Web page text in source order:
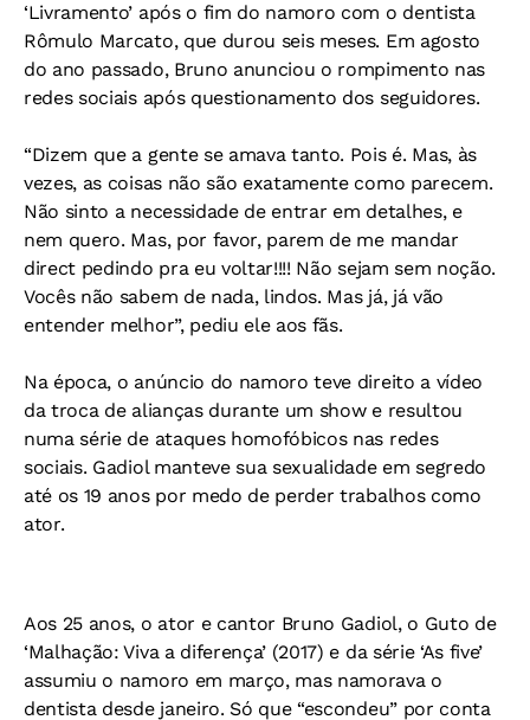
‘Livramento’ após o fim do namoro com o dentista
Rômulo Marcato, que durou seis meses. Em agosto
do ano passado, Bruno anunciou o rompimento nas
redes sociais após questionamento dos seguidores.
“Dizem que a gente se amava tanto. Pois é. Mas, às
vezes, as coisas não são exatamente como parecem.
Não sinto a necessidade de entrar em detalhes, e
nem quero. Mas, por favor, parem de me mandar
direct pedindo pra eu voltar!!!! Não sejam sem noção.
Vocês não sabem de nada, lindos. Mas já, já vão
entender melhor”, pediu ele aos fãs.
Na época, o anúncio do namoro teve direito a vídeo
da troca de alianças durante um show e resultou
numa série de ataques homofóbicos nas redes
sociais. Gadiol manteve sua sexualidade em segredo
até os 19 anos por medo de perder trabalhos como
ator.
Aos 25 anos, o ator e cantor Bruno Gadiol, o Guto de
‘Malhação: Viva a diferença’ (2017) e da série ‘As five’
assumiu o namoro em março, mas namorava o
dentista desde janeiro. Só que “escondeu” por conta